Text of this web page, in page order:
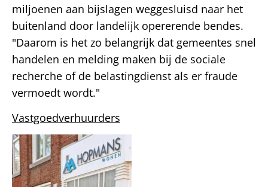
miljoenen aan bijslagen weggesluisd naar het
buitenland door landelijk opererende bendes.
"Daarom is het zo belangrijk dat gemeentes snel
handelen en melding maken bij de sociale
recherche of de belastingdienst als er fraude
vermoedt wordt."
Vastgoedverhuurders